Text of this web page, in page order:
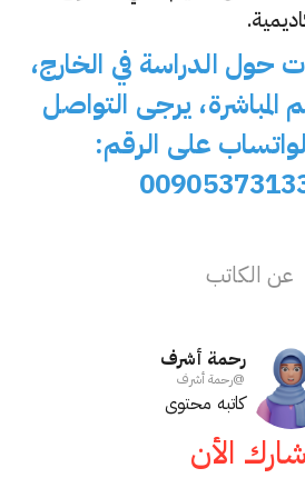
حول الدراسة في الخارج،
المباشرة، يرجى التواصل
على الرقم:
عن الكاتب
رحمة أشرف
@رحمة أشرف
كاتبه محتوى
شارك الأن